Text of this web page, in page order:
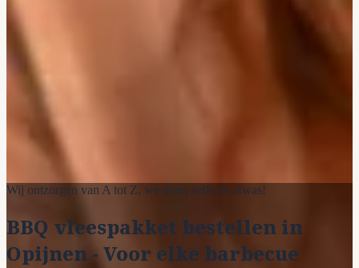
Wij ontzorgen van A tot Z, we doen zelfs de afwas!
BBQ vleespakket bestellen in
Opijnen - Voor elke barbecue